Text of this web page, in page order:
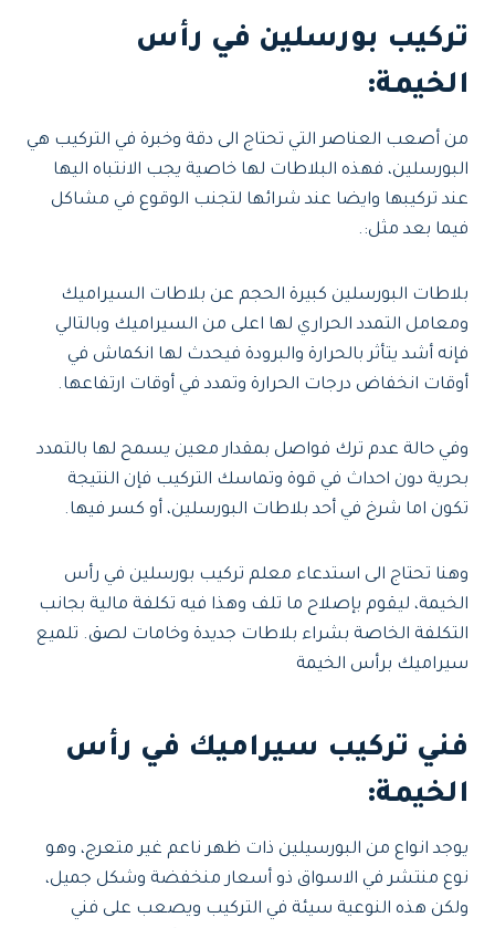
تركيب بورسلين في رأس
الخيمة:
من أصعب العناصر التي تحتاج الى دقة وخبرة في التركيب هي
البورسلين، فهذه البلاطات لها خاصية يجب الانتباه اليها
عند تركيبها وايضا عند شرائها لتجنب الوقوع في مشاكل
فيما بعد مثل:.
بلاطات البورسلين كبيرة الحجم عن بلاطات السيراميك
ومعامل التمدد الحراري لها اعلى من السيراميك وبالتالي
فإنه أشد يتأثر بالحرارة والبرودة فيحدث لها انكماش في
أوقات انخفاض درجات الحرارة وتمدد في أوقات ارتفاعها.
وفي حالة عدم ترك فواصل بمقدار معين يسمح لها بالتمدد
بحرية دون احداث في قوة وتماسك التركيب فإن النتيجة
تكون اما شرخ في أحد بلاطات البورسلين، أو كسر فيها.
وهنا تحتاج الى استدعاء معلم تركيب بورسلين في رأس
الخيمة، ليقوم بإصلاح ما تلف وهذا فيه تكلفة مالية بجانب
التكلفة الخاصة بشراء بلاطات جديدة وخامات لصق. تلميع
سيراميك برأس الخيمة
فني تركيب سيراميك في رأس
الخيمة:
يوجد انواع من البورسيلين ذات ظهر ناعم غير متعرج، وهو
نوع منتشر في الاسواق ذو أسعار منخفضة وشكل جميل،
ولكن هذه النوعية سيئة في التركيب ويصعب على فني